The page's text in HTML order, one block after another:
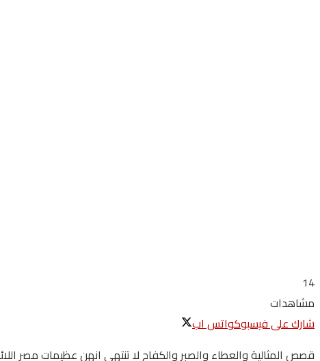
14
مشاهدات
شارك على فيسبوكواتس اب